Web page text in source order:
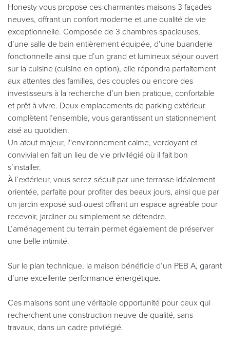
Honesty vous propose ces charmantes maisons 3 façades
neuves, offrant un confort moderne et une qualité de vie
exceptionnelle. Composée de 3 chambres spacieuses,
d’une salle de bain entièrement équipée, d’une buanderie
fonctionnelle ainsi que d’un grand et lumineux séjour ouvert
sur la cuisine (cuisine en option), elle répondra parfaitement
aux attentes des familles, des couples ou encore des
investisseurs à la recherche d’un bien pratique, confortable
et prêt à vivre. Deux emplacements de parking extérieur
complètent l’ensemble, vous garantissant un stationnement
aisé au quotidien.
Un atout majeur, l''environnement calme, verdoyant et
convivial en fait un lieu de vie privilégié où il fait bon
s’installer.
À l’extérieur, vous serez séduit par une terrasse idéalement
orientée, parfaite pour profiter des beaux jours, ainsi que par
un jardin exposé sud-ouest offrant un espace agréable pour
recevoir, jardiner ou simplement se détendre.
L’aménagement du terrain permet également de préserver
une belle intimité.
Sur le plan technique, la maison bénéficie d’un PEB A, garant
d’une excellente performance énergétique.
Ces maisons sont une véritable opportunité pour ceux qui
recherchent une construction neuve de qualité, sans
travaux, dans un cadre privilégié.